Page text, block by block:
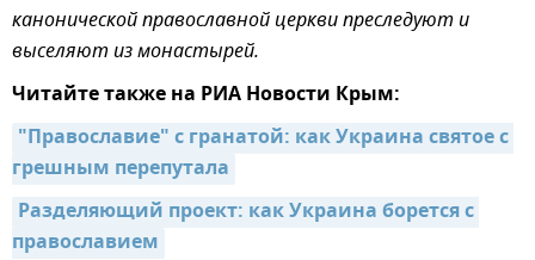
канонической православной церкви преследуют и
выселяют из монастырей.
Читайте также на РИА Новости Крым:
"Православие" с гранатой: как Украина святое с
грешным перепутала
Разделяющий проект: как Украина борется с
православием